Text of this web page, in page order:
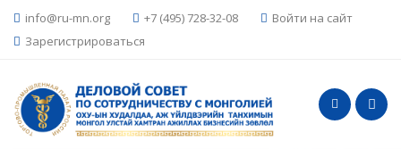
info@ru-mn.org +7 (495) 728-32-08
Войти на сайт
Зарегистрироваться